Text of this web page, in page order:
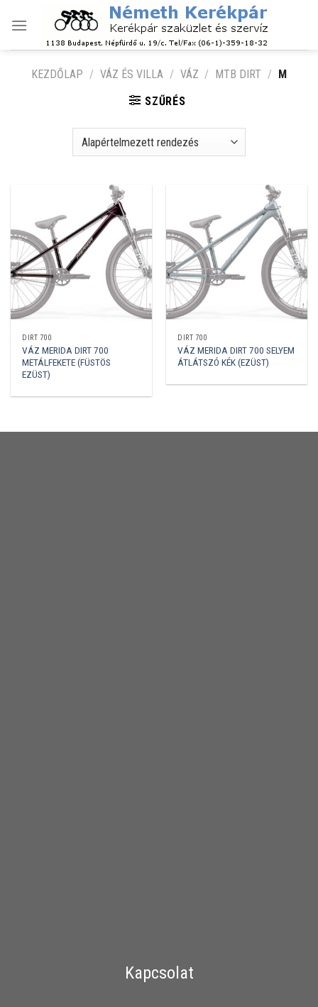
KEZDŐLAP / VÁZ ÉS VILLA / VÁZ / MTB DIRT / M
SZŰRÉS
DIRT 700
VÁZ MERIDA DIRT 700
METÁLFEKETE (FÜSTÖS
EZÜST)
DIRT 700
VÁZ MERIDA DIRT 700 SELYEM
ÁTLÁTSZÓ KÉK (EZÜST)
Kapcsolat